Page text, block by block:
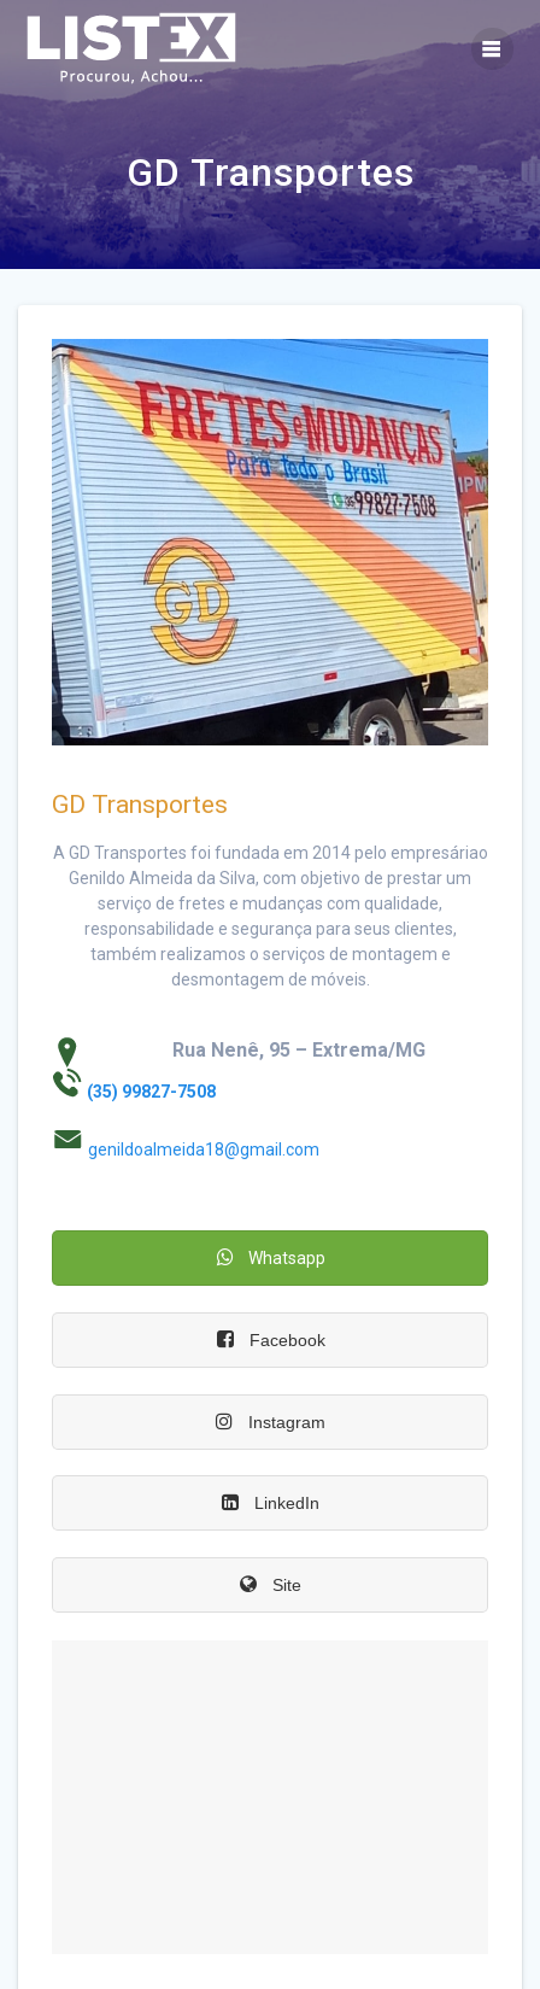
content
GD Transportes
GD Transportes
A GD Transportes foi fundada em 2014 pelo empresáriao
Genildo Almeida da Silva, com objetivo de prestar um
serviço de fretes e mudanças com qualidade,
responsabilidade e segurança para seus clientes,
também realizamos o serviços de montagem e
desmontagem de móveis.
Rua Nenê, 95 – Extrema/MG
(35) 99827-7508
genildoalmeida18@gmail.com
Whatsapp
Facebook
Instagram
LinkedIn
Site